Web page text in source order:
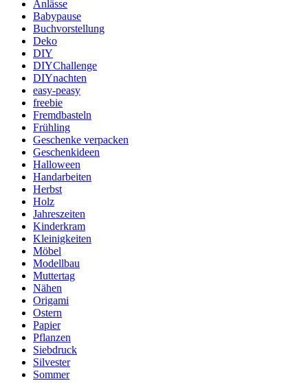
Anlässe
Babypause
Buchvorstellung
Deko
DIY
DIYChallenge
DIYnachten
easy-peasy
freebie
Fremdbasteln
Frühling
Geschenke verpacken
Geschenkideen
Halloween
Handarbeiten
Herbst
Holz
Jahreszeiten
Kinderkram
Kleinigkeiten
Möbel
Modellbau
Muttertag
Nähen
Origami
Ostern
Papier
Pflanzen
Siebdruck
Silvester
Sommer